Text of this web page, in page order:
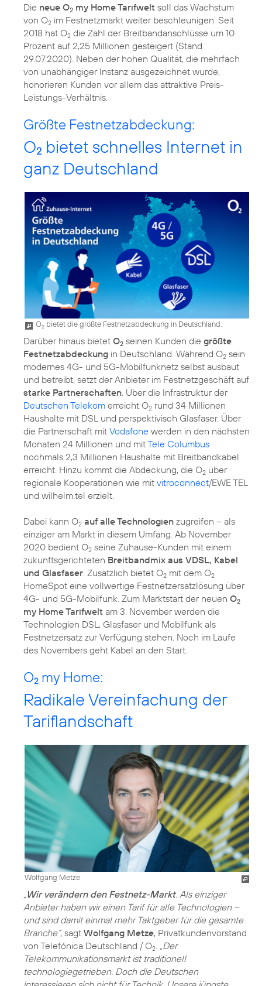
Die neue O2 my Home Tarifwelt soll das Wachstum
von O2 im Festnetzmarkt weiter beschleunigen. Seit
2018 hat O2 die Zahl der Breitbandanschlüsse um 10
Prozent auf 2,25 Millionen gesteigert (Stand
29.07.2020). Neben der hohen Qualität, die mehrfach
von unabhängiger Instanz ausgezeichnet wurde,
honorieren Kunden vor allem das attraktive Preis-
Leistungs-Verhältnis.
Größte Festnetzabdeckung:
O2 bietet schnelles Internet in
ganz Deutschland
O2 bietet die größte Festnetzabdeckung in Deutschland.
Darüber hinaus bietet O2 seinen Kunden die größte
Festnetzabdeckung in Deutschland. Während O2 sein
modernes 4G- und 5G-Mobilfunknetz selbst ausbaut
und betreibt, setzt der Anbieter im Festnetzgeschäft auf
starke Partnerschaften. Über die Infrastruktur der
Deutschen Telekom erreicht O2 rund 34 Millionen
Haushalte mit DSL und perspektivisch Glasfaser. Über
die Partnerschaft mit Vodafone werden in den nächsten
Monaten 24 Millionen und mitTele Columbus
nochmals 2,3 Millionen Haushalte mit Breitbandkabel
erreicht. Hinzu kommt die Abdeckung, die O2 über
regionale Kooperationen wie mit vitroconnect/EWE TEL
und wilhelm.tel erzielt.
Dabei kann O2 auf alle Technologien zugreifen – als
einziger am Markt in diesem Umfang. Ab November
2020 bedient O2 seine Zuhause-Kunden mit einem
zukunftsgerichteten Breitbandmix aus VDSL, Kabel
und Glasfaser. Zusätzlich bietet O2 mit dem O2
HomeSpot eine vollwertige Festnetzersatzlösung über
4G- und 5G-Mobilfunk. Zum Marktstart der neuen O2
my Home Tarifwelt am 3. November werden die
Technologien DSL, Glasfaser und Mobilfunk als
Festnetzersatz zur Verfügung stehen. Noch im Laufe
des Novembers geht Kabel an den Start.
O2 my Home:
Radikale Vereinfachung der
Tariflandschaft
Wolfgang Metze
Wir verändern den Festnetz-Markt. Als einziger
Anbieter haben wir einen Tarif für alle Technologien –
und sind damit einmal mehr Taktgeber für die gesamte
Branche“, sagt Wolfgang Metze, Privatkundenvorstand
von Telefónica Deutschland / O2
„Der
Telekommunikationsmarkt ist traditionell
technologiegetrieben. Doch die Deutschen